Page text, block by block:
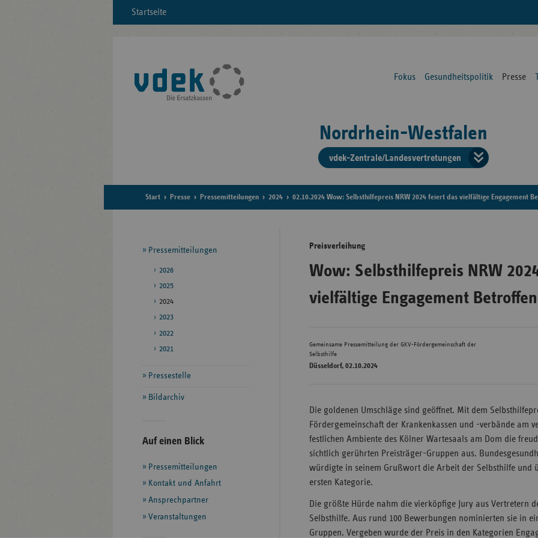
Startseite
Fokus Gesundheitspolitik Presse
Nordrhein-Westfalen
vdek-Zentrale/Landesvertretungen
der
Start Presse Pressemitteilungen 2024 02.10.2024 Wow: Selbsthilfepreis NRW 2024 feiert das vielfältige Engagement
Preisverleihung
Wow: Selbsthilfepreis NRW
vielfältige Engagement
Gemeinsame Pressemitteilung der GKV-Fördergemeinschaft der
Selbsthilfe
Düsseldorf, 02.10.2024
Die goldenen Umschläge sind geöffnet. Mit dem
Fördergemeinschaft der Krankenkassen und -verbände am
festlichen Ambiente des Kölner Wartesaals am Dom die
sichtlich gerührten Preisträger-Gruppen aus.
würdigte in seinem Grußwort die Arbeit der Selbsthilfe und
ersten Kategorie.
Die größte Hürde nahm die vierköpfige Jury aus Vertretern
Selbsthilfe. Aus rund 100 Bewerbungen nominierten sie in
Gruppen. Vergeben wurde der Preis in den Kategorien
Seitennavigation
Pressemitteilungen
2026
2025
2024
2023
2022
2021
Pressestelle
Bildarchiv
Seitenleiste
weiteren
Informationen
Auf einen Blick
Pressemitteilungen
Kontakt und Anfahrt
Ansprechpartner
Veranstaltungen